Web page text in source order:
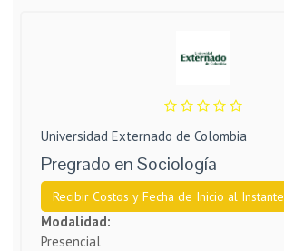
Universidad Externado de Colombia
Pregrado en Sociología
Recibir Costos y Fecha de Inicio al Instante
Modalidad:
Presencial